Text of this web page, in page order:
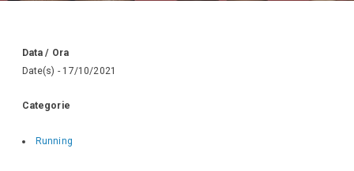
Data / Ora
Date(s) - 17/10/2021
Categorie
Running